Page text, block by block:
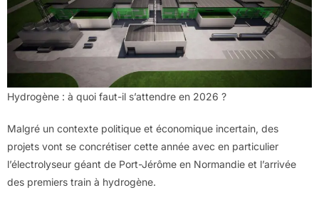
Hydrogène : à quoi faut-il s’attendre en 2026 ?
Malgré un contexte politique et économique incertain, des
projets vont se concrétiser cette année avec en particulier
l’électrolyseur géant de Port-Jérôme en Normandie et l’arrivée
des premiers train à hydrogène.